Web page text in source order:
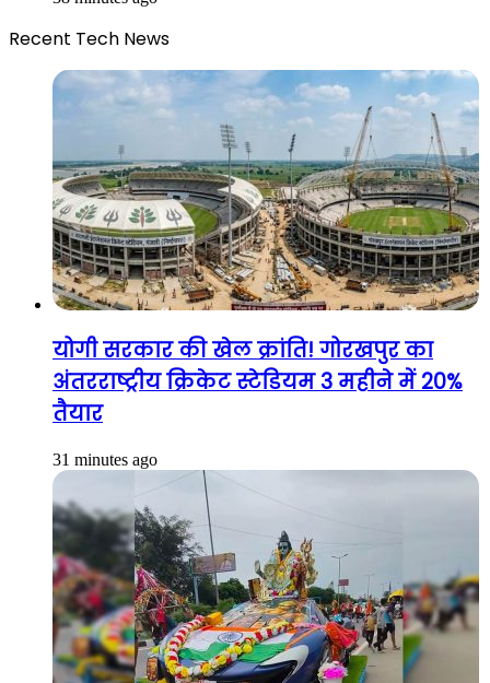
Recent Tech News
योगी सरकार की खेल क्रांति! गोरखपुर का
अंतरराष्ट्रीय क्रिकेट स्टेडियम 3 महीने में 20%
तैयार
31 minutes ago